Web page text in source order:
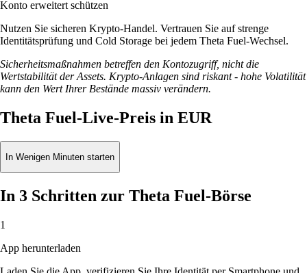
Konto erweitert schützen
Nutzen Sie sicheren Krypto-Handel. Vertrauen Sie auf strenge
Identitätsprüfung und Cold Storage bei jedem Theta Fuel-Wechsel.
Sicherheitsmaßnahmen betreffen den Kontozugriff, nicht die
Wertstabilität der Assets. Krypto-Anlagen sind riskant - hohe Volatilität
kann den Wert Ihrer Bestände massiv verändern.
Theta Fuel-Live-Preis in EUR
In Wenigen Minuten starten
In 3 Schritten zur Theta Fuel-Börse
1
App herunterladen